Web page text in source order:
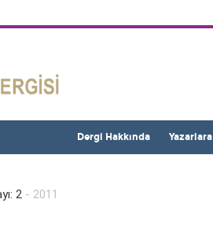
Dergi Hakkında
2- 2011